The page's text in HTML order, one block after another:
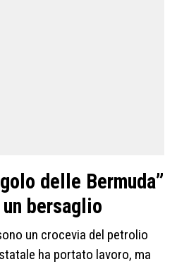
delle Bermuda”
bersaglio
un crocevia del petrolio
ha portato lavoro, ma